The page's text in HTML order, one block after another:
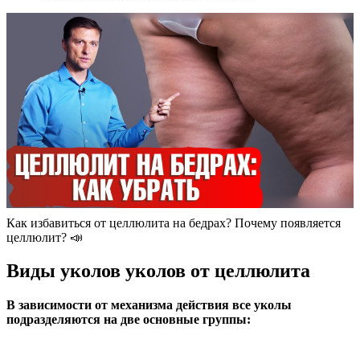
Как избавиться от целлюлита на бедрах? Почему появляется
целлюлит? 📣
Виды уколов уколов от целлюлита
В зависимости от механизма действия все уколы
подразделяются на две основные группы: